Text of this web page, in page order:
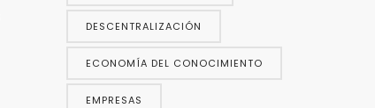
DESCENTRALIZACIÓN
ECONOMÍA DEL CONOCIMIENTO
EMPRESAS